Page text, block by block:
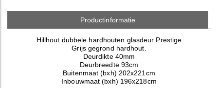
Productinformatie
Hillhout dubbele hardhouten glasdeur Prestige
Grijs gegrond hardhout.
Deurdikte 40mm
Deurbreedte 93cm
Buitenmaat (bxh) 202x221cm
Inbouwmaat (bxh) 196x218cm